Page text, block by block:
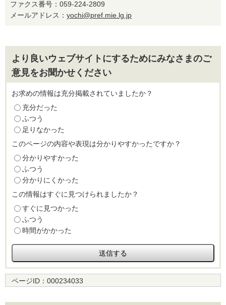
ファクス番号：059-224-2809
メールアドレス： yochi@pref.mie.lg.jp
より良いウェブサイトにするためにみなさまのご
意見をお聞かせください
お求めの情報は充分掲載されていましたか？
充分だった
ふつう
足りなかった
このページの内容や表現は分かりやすかったですか？
分かりやすかった
ふつう
分かりにくかった
この情報はすぐに見つけられましたか？
すぐに見つかった
ふつう
時間がかかった
ページID： 000234033